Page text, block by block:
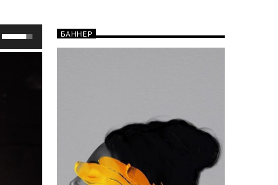
Используйте
клавиши
БАННЕР